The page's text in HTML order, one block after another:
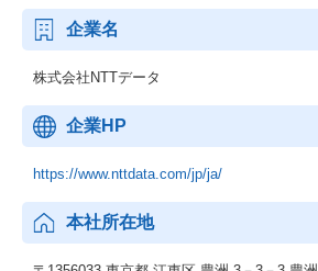
企業名
株式会社NTTデータ
企業HP
https://www.nttdata.com/jp/ja/
本社所在地